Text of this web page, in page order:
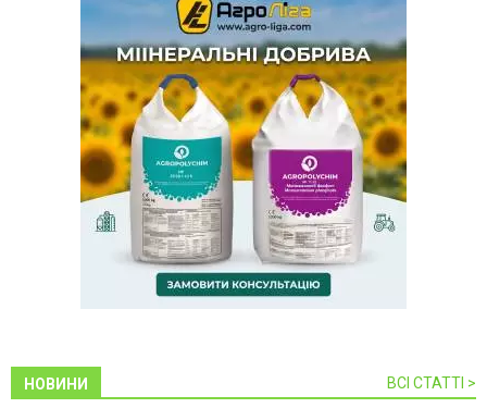
НОВИНИ ВСІ СТАТТІ >